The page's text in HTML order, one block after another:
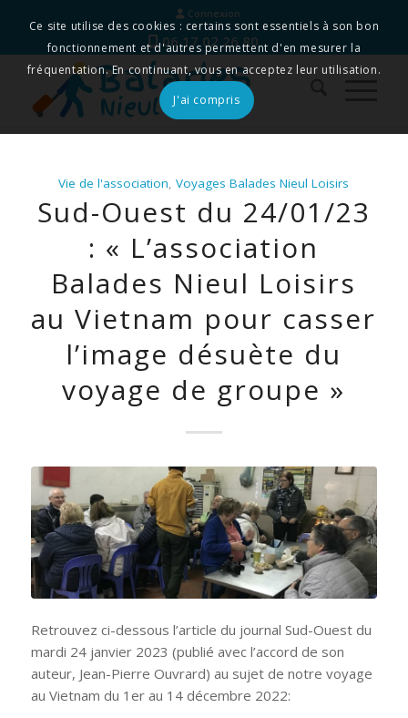
Connexion
06 17 02 26 80
Vie de l'association,Voyages Balades Nieul Loisirs
Sud-Ouest du 24/01/23
: « L’association
Balades Nieul Loisirs
au Vietnam pour casser
l’image désuète du
voyage de groupe »
Retrouvez ci-dessous l’article du journal Sud-Ouest du
mardi 24 janvier 2023 (publié avec l’accord de son
auteur, Jean-Pierre Ouvrard) au sujet de notre voyage
au Vietnam du 1er au 14 décembre 2022:
Ce site utilise des cookies : certains sont essentiels à son bon
fonctionnement et d'autres permettent d'en mesurer la
fréquentation. En continuant, vous en acceptez leur utilisation.
J'ai compris